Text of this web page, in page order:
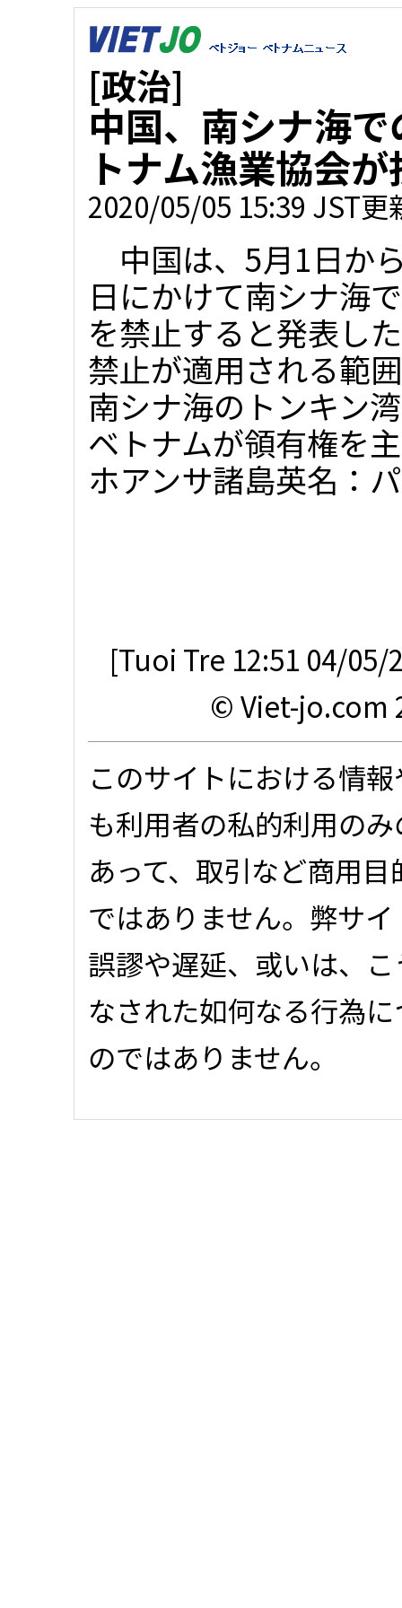
[政治]
中国、南シナ海
トナム漁業協会
2020/05/05 15:39 JST更
中国は、5月1日か
日にかけて南シナ海
を禁止すると発表し
禁止が適用される範
南シナ海のトンキン
ベトナムが領有権を
ホアンサ諸島英名：
[Tuoi Tre 12:51 04/05/
© Viet-jo.com
このサイトにおける情
も利用者の私的利用の
あって、取引など商用
ではありません。弊サ
誤謬や遅延、或いは、
なされた如何なる行為
のではありません。